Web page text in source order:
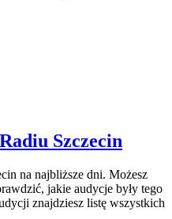
Szczecin
na najbliższe dni. Możesz
jakie audycje były tego
znajdziesz listę wszystkich